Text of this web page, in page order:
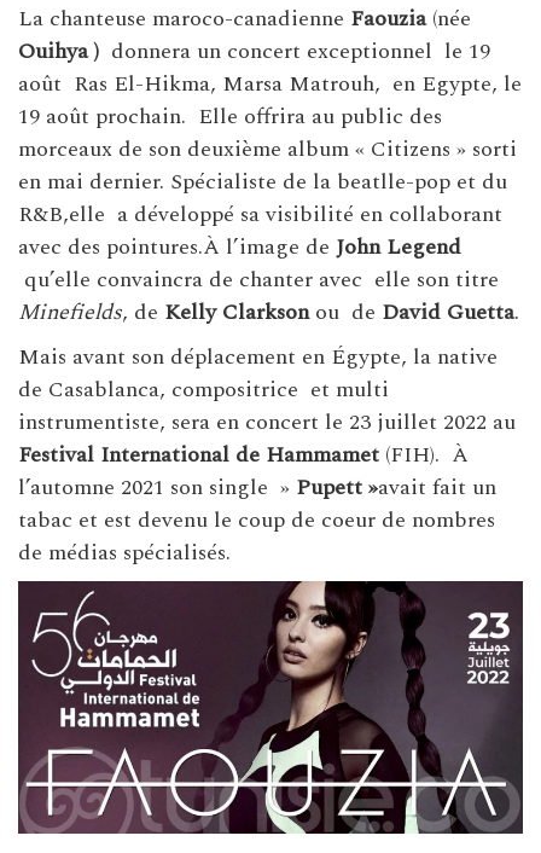
La chanteuse maroco-canadienne Faouzia(née
Ouihya ) donnera un concert exceptionnel le 19
août Ras El-Hikma, Marsa Matrouh, en Egypte, le
19 août prochain. Elle offrira au public des
morceaux de son deuxième album « Citizens » sorti
en mai dernier. Spécialiste de la beatlle-pop et du
R&B,elle a développé sa visibilité en collaborant
avec des pointures.À l’image de John Legend
qu’elle convaincra de chanter avec elle son titre
Minefields, de Kelly Clarksonou de David Guetta.
Mais avant son déplacement en Égypte, la native
de Casablanca, compositrice et multi
instrumentiste, sera en concert le 23 juillet 2022 au
Festival International de Hammamet (FIH). À
l’automne 2021 son single » Pupett »avait fait un
tabac et est devenu le coup de coeur de nombres
de médias spécialisés.